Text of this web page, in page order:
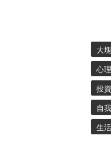
大
心
投
自
生